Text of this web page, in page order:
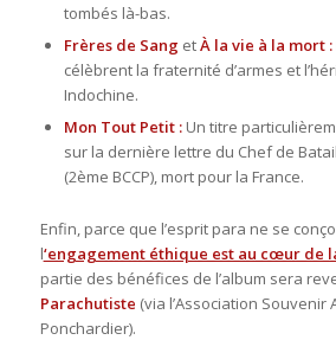
tombés là-bas.
Frères de Sang etÀ la vie à la mort :
célèbrent la fraternité d’armes et
Indochine.
Mon Tout Petit :Un titre
sur la dernière lettre du Chef de
(2ème BCCP), mort pour la France.
Enfin, parce que l’esprit para ne se
l‘engagement éthique est au cœur de
partie des bénéfices de l’album sera
Parachutiste (via l’Association Souvenir
Ponchardier).